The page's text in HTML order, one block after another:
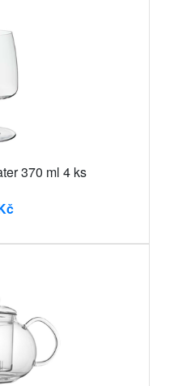
370 ml 4 ks